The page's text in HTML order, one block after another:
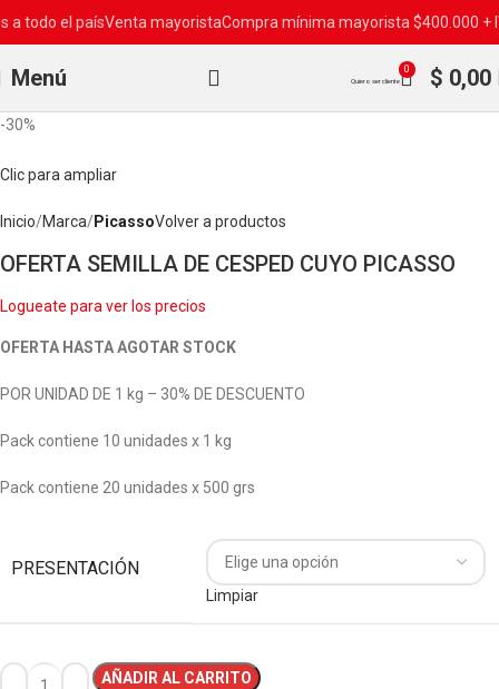
Menú Quiero ser cliente
0 $ 0,00
-30%
Clic para ampliar
Inicio Marca PicassoVolver a productos
OFERTA SEMILLA DE CESPED CUYO PICASSO
Logueate para ver los precios
OFERTA HASTA AGOTAR STOCK
POR UNIDAD DE 1 kg – 30% DE DESCUENTO
Pack contiene 10 unidades x 1 kg
Pack contiene 20 unidades x 500 grs
PRESENTACIÓN
Limpiar
AÑADIR AL CARRITO
el paísVenta mayoristaCompra mínima mayorista $400.000 + IVA